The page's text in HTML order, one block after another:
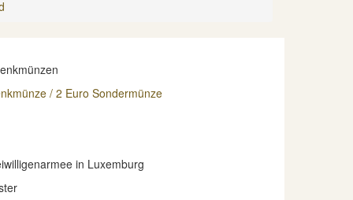
/ 2 Euro Sondermünze
in Luxemburg